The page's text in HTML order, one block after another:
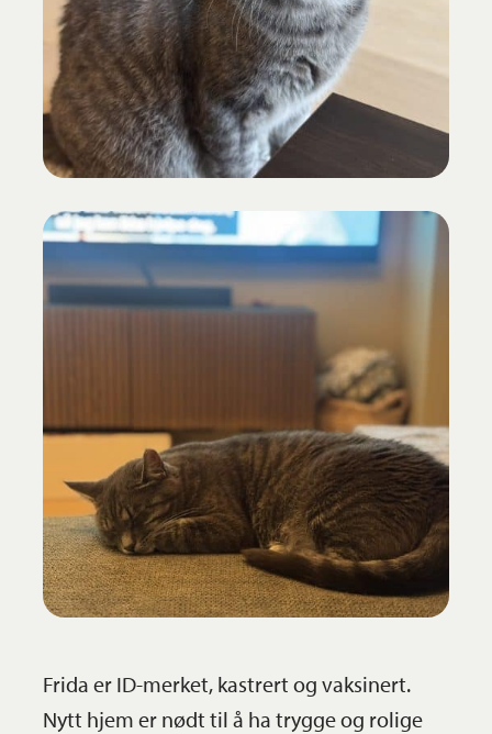
Frida er ID-merket, kastrert og vaksinert.
Nytt hjem er nødt til å ha trygge og rolige